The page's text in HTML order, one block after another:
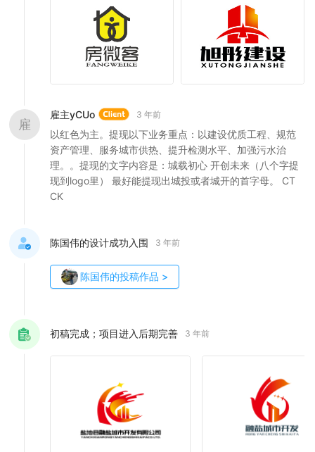
雇
雇主yCUo 3 年前
以红色为主。提现以下业务重点：以建设优质工程、规范
资产管理、服务城市供热、提升检测水平、加强污水治
理。。提现的文字内容是：城载初心 开创未来（八个字提
现到logo里） 最好能提现出城投或者城开的首字母。 CT
CK
陈国伟的设计成功入围 3 年前
陈国伟的投稿作品 >
初稿完成；项目进入后期完善 3 年前